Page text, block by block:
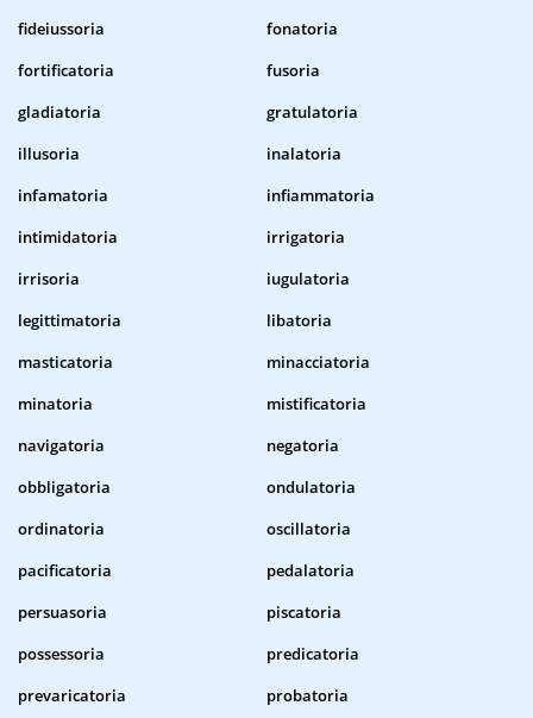
fideiussoria
fonatoria
fortificatoria
fusoria
gladiatoria
gratulatoria
illusoria
inalatoria
infamatoria
infiammatoria
intimidatoria
irrigatoria
irrisoria
iugulatoria
legittimatoria
libatoria
masticatoria
minacciatoria
minatoria
mistificatoria
navigatoria
negatoria
obbligatoria
ondulatoria
ordinatoria
oscillatoria
pacificatoria
pedalatoria
persuasoria
piscatoria
possessoria
predicatoria
prevaricatoria
probatoria